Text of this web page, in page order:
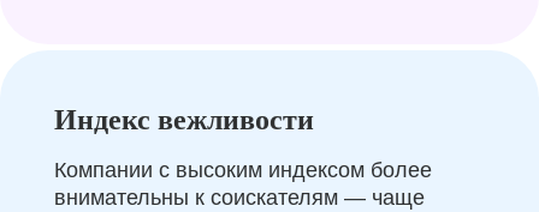
Индекс вежливости
Компании с высоким индексом более
внимательны к соискателям — чаще